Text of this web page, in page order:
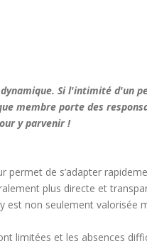
Si l'intimité d'un
membre porte des
y parvenir !
permet de s’adapter
plus directe et
non seulement valorisée
limitées et les absences